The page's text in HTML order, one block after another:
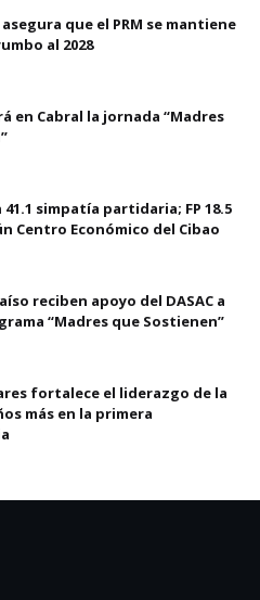
que el PRM se mantiene
al 2028
en Cabral la jornada “Madres
41.1 simpatía partidaria; FP 18.5
Centro Económico del Cibao
reciben apoyo del DASAC a
“Madres que Sostienen”
fortalece el liderazgo de la
más en la primera